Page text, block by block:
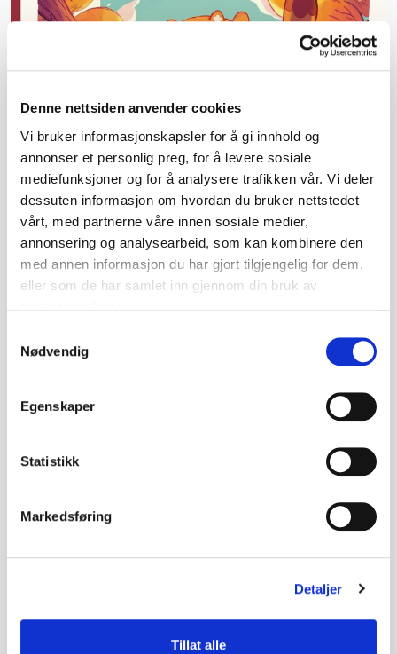
Denne nettsiden anvender cookies
Vi bruker informasjonskapsler for å gi innhold og
annonser et personlig preg, for å levere sosiale
mediefunksjoner og for å analysere trafikken vår. Vi deler
dessuten informasjon om hvordan du bruker nettstedet
vårt, med partnerne våre innen sosiale medier,
annonsering og analysearbeid, som kan kombinere den
med annen informasjon du har gjort tilgjengelig for dem,
eller som de har samlet inn gjennom din bruk av
Nødvendig
Egenskaper
Statistikk
Markedsføring
Detaljer
Tillat alle
Elly og Gustav: Minneskogen - Ludovic
Villain
illustrasjonar. Elly og katten hennar Gustav
oppdagar ein innbruddstjuv som stel eit kart.
på ei reise gjennom skogen, minner og naturen.